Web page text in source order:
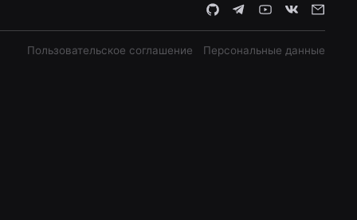
Пользовательское соглашение Персональные данные